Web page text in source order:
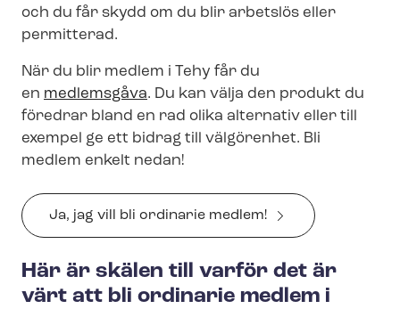
och du får skydd om du blir arbetslös eller
permitterad.
När du blir medlem i Tehy får du
en medlemsgåva. Du kan välja den produkt du
föredrar bland en rad olika alternativ eller till
exempel ge ett bidrag till välgörenhet. Bli
medlem enkelt nedan!
Ja, jag vill bli ordinarie medlem!
Här är skälen till varför det är
värt att bli ordinarie medlem i